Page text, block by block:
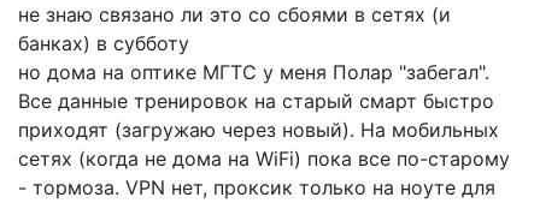
не знаю связано ли это со сбоями в сетях (и
банках) в субботу
но дома на оптике МГТС у меня Полар "забегал".
Все данные тренировок на старый смарт быстро
приходят (загружаю через новый). На мобильных
сетях (когда не дома на WiFi) пока все по-старому
- тормоза. VPN нет, проксик только на ноуте для